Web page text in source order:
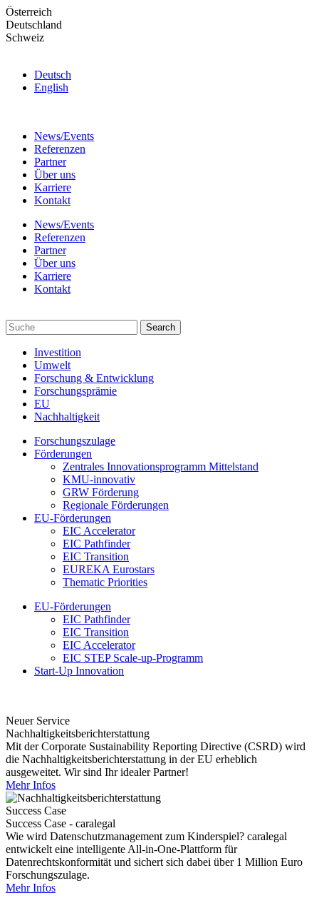
Skip
to
the
Österreich
Deutschland
Schweiz
Deutsch
English
News/Events
Referenzen
Partner
Über uns
Karriere
Kontakt
News/Events
Referenzen
Partner
Über uns
Karriere
Kontakt
Investition
Umwelt
Forschung & Entwicklung
Forschungsprämie
EU
Nachhaltigkeit
Forschungszulage
Förderungen
Zentrales Innovationsprogramm Mittelstand
KMU-innovativ
GRW Förderung
Regionale Förderungen
EU-Förderungen
EIC Accelerator
EIC Pathfinder
EIC Transition
EUREKA Eurostars
Thematic Priorities
EU-Förderungen
EIC Pathfinder
EIC Transition
EIC Accelerator
EIC STEP Scale-up-Programm
Start-Up Innovation
Neuer Service
Nachhaltigkeitsberichterstattung
Mit der Corporate Sustainability Reporting Directive (CSRD) wird
die Nachhaltigkeitsberichterstattung in der EU erheblich
ausgeweitet. Wir sind Ihr idealer Partner!
Mehr Infos
Success Case
Success Case - caralegal
Wie wird Datenschutzmanagement zum Kinderspiel? caralegal
entwickelt eine intelligente All-in-One-Plattform für
Datenrechtskonformität und sichert sich dabei über 1 Million Euro
Forschungszulage.
Mehr Infos